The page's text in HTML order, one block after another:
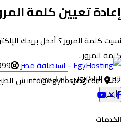
إعادة تعيين كلمة
نسيت كلمة المرور ؟ أدخل بريدك
كلمة المرور .
البريد الإلكتروني
أرسل
info@egyhosting.com 52 ش الطيران, مدينة نصر, القاهره
الخدمات